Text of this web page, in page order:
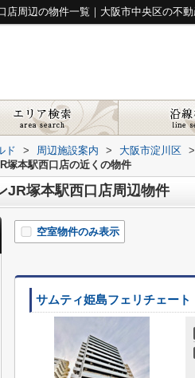
ド > 周辺施設案内 > 大阪市淀川区 >
塚本駅西口店の近くの物件
JR塚本駅西口店周辺物件
空室物件のみ表示
サムティ姫島フェリチェート